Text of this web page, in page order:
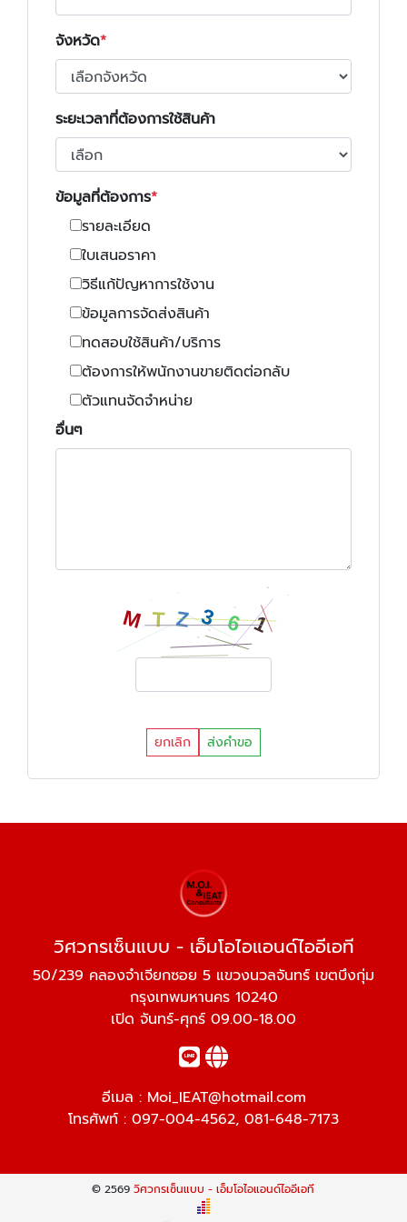
จังหวัด
ระยะเวลาที่ต้องการใช้สินค้า
ข้อมูลที่ต้องการ
รายละเอียด
ใบเสนอราคา
วิธีแก้ปัญหาการใช้งาน
ข้อมูลการจัดส่งสินค้า
ทดสอบใช้สินค้า/บริการ
ต้องการให้พนักงานขายติดต่อกลับ
ตัวแทนจัดจำหน่าย
อื่นๆ
ยกเลิก ส่งคำขอ
วิศวกรเซ็นแบบ - เอ็มโอไอแอนด์ไออีเอที
50/239 คลองจำเจียกซอย 5 แขวงนวลจันทร์ เขตบึงกุ่ม
กรุงเทพมหานคร 10240
เปิด จันทร์-ศุกร์ 09.00-18.00
อีเมล : Moi_IEAT@hotmail.com
โทรศัพท์ : 097-004-4562, 081-648-7173
© 2569วิศวกรเซ็นแบบ - เอ็มโอไอแอนด์ไออีเอที